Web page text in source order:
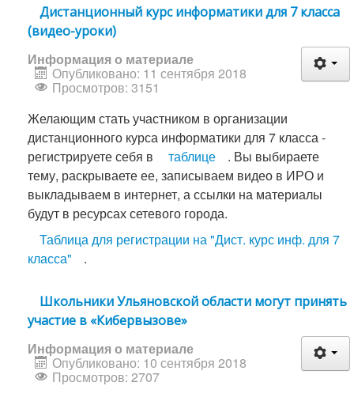
Дистанционный курс информатики для 7 класса
(видео-уроки)
Информация о материале
Опубликовано: 11 сентября 2018
Просмотров: 3151
Желающим стать участником в организации
дистанционного курса информатики для 7 класса -
регистрируете себя в
таблице
. Вы выбираете
тему, раскрываете ее, записываем видео в ИРО и
выкладываем в интернет, а ссылки на материалы
будут в ресурсах сетевого города.
Таблица для регистрации на "Дист. курс инф. для 7
класса"
.
Школьники Ульяновской области могут принять
участие в «Кибервызове»
Информация о материале
Опубликовано: 10 сентября 2018
Просмотров: 2707